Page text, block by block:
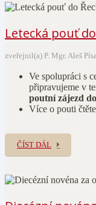
Letecká pouť
zveřejnil(a) P. Mgr. Aleš
Ve spolupráci s
připravujeme v
poutní zájezd
Více o pouti
ČÍST DÁL